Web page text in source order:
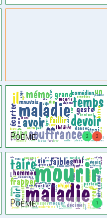
2 2
Poème:
1
Poème: